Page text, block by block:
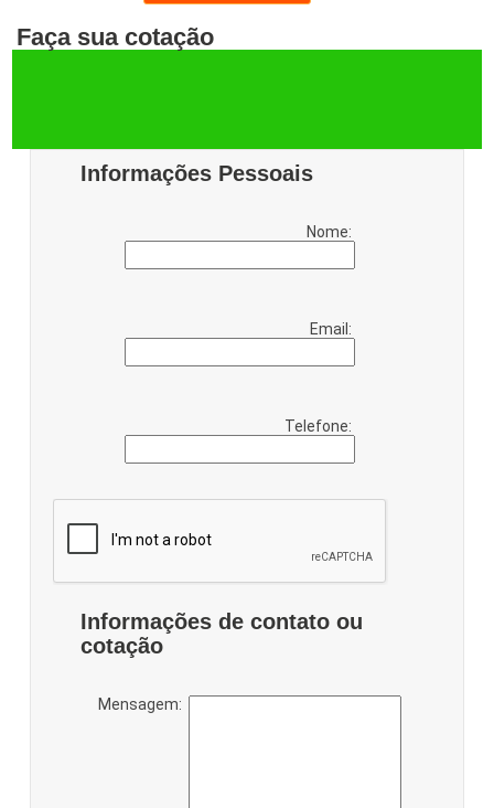
Faça sua cotação
Informações Pessoais
Nome:
Email:
Telefone:
Informações de contato ou
cotação
Mensagem: